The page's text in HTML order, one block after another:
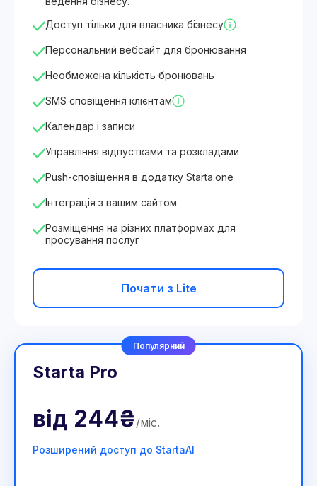
Доступ тільки для власника бізнесу
Персональний вебсайт для бронювання
Необмежена кількість бронювань
SMS сповіщення клієнтам
Календар і записи
Управління відпустками та розкладами
Push-сповіщення в додатку Starta.one
Інтеграція з вашим сайтом
Розміщення на різних платформах для
просування послуг
Почати з Lite
Популярний
Starta Pro
від 244₴ /міс.
Розширений доступ до StartaAI